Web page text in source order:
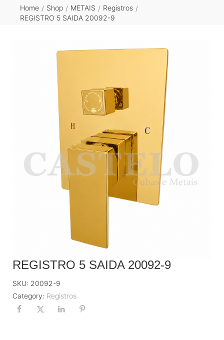
Home / Shop / METAIS / Registros /
REGISTRO 5 SAIDA 20092-9
REGISTRO 5 SAIDA 20092-9
SKU: 20092-9
Category: Registros